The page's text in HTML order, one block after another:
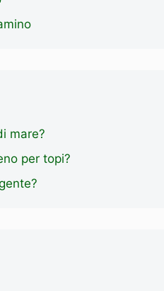
mare?
per topi?